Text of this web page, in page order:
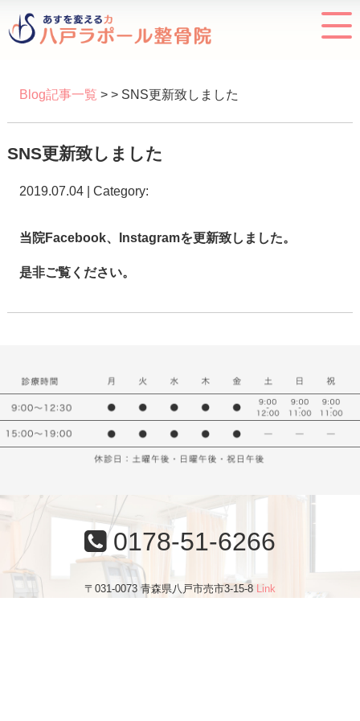
Blog記事一覧 > > SNS更新致しました
SNS更新致しました
2019.07.04 | Category:
当院Facebook、Instagramを更新致しました。
是非ご覧ください。
0178-51-6266
〒031-0073 青森県八戸市売市3-15-8 Link